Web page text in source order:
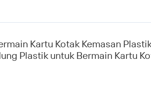
Kartu Kotak Kemasan
Plastik untuk Bermain Kartu